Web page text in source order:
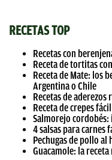
RECETAS TOP
Recetas con
Receta de tortitas
Receta de Mate: los
Argentina o Chile
Recetas de
Receta de crepes fácil
Salmorejo
4 salsas para carnes
Pechugas de pollo
Guacamole: la